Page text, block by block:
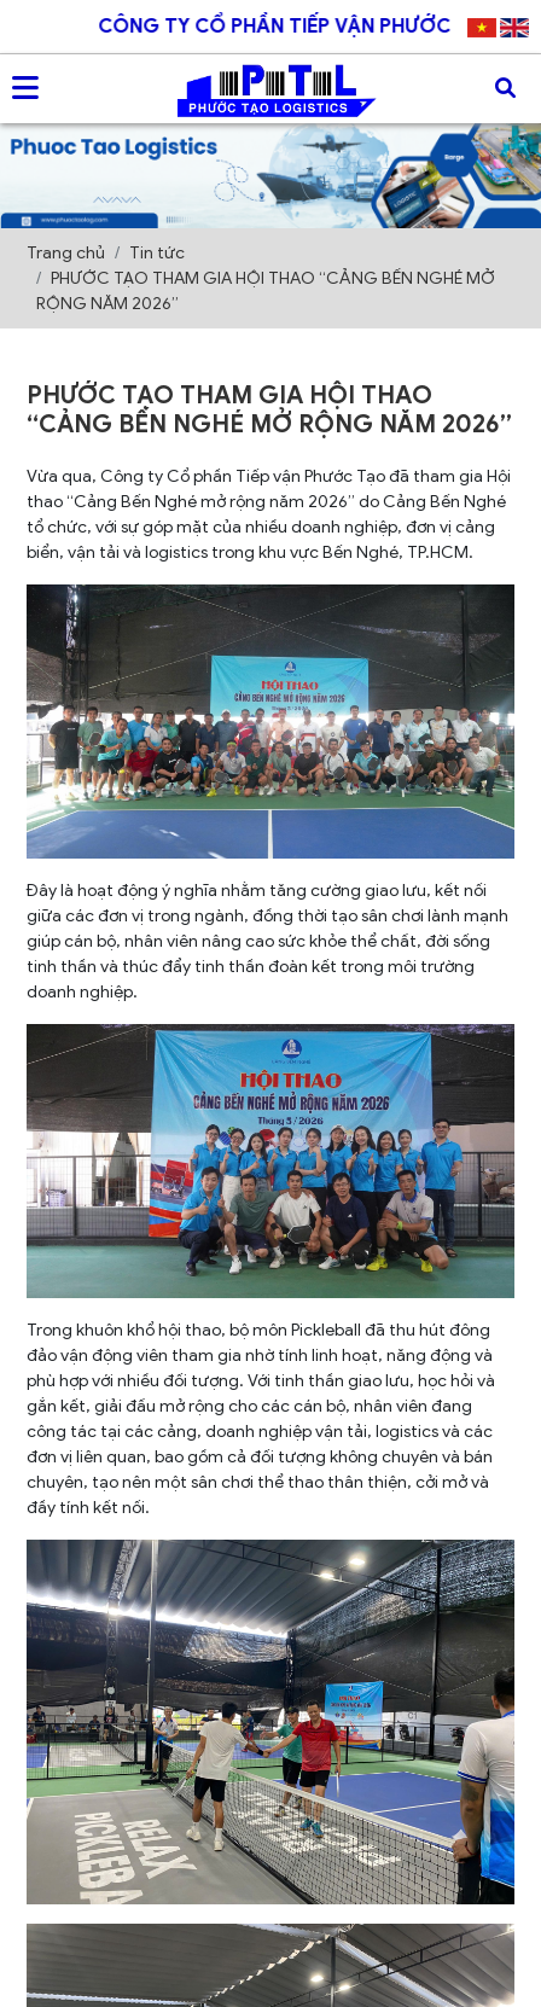
CÔNG TY CỔ PHẦN TIẾP VẬN PHƯỚC TẠO
Trang chủ
Tin tức
PHƯỚC TẠO THAM GIA HỘI THAO “CẢNG BẾN NGHÉ MỞ
RỘNG NĂM 2026”
PHƯỚC TẠO THAM GIA HỘI THAO
“CẢNG BẾN NGHÉ MỞ RỘNG NĂM 2026”
Vừa qua, Công ty Cổ phần Tiếp vận Phước Tạo đã tham gia Hội
thao “Cảng Bến Nghé mở rộng năm 2026” do Cảng Bến Nghé
tổ chức, với sự góp mặt của nhiều doanh nghiệp, đơn vị cảng
biển, vận tải và logistics trong khu vực Bến Nghé, TP.HCM.
Đây là hoạt động ý nghĩa nhằm tăng cường giao lưu, kết nối
giữa các đơn vị trong ngành, đồng thời tạo sân chơi lành mạnh
giúp cán bộ, nhân viên nâng cao sức khỏe thể chất, đời sống
tinh thần và thúc đẩy tinh thần đoàn kết trong môi trường
doanh nghiệp.
Trong khuôn khổ hội thao, bộ môn Pickleball đã thu hút đông
đảo vận động viên tham gia nhờ tính linh hoạt, năng động và
phù hợp với nhiều đối tượng. Với tinh thần giao lưu, học hỏi và
gắn kết, giải đấu mở rộng cho các cán bộ, nhân viên đang
công tác tại các cảng, doanh nghiệp vận tải, logistics và các
đơn vị liên quan, bao gồm cả đối tượng không chuyên và bán
chuyên, tạo nên một sân chơi thể thao thân thiện, cởi mở và
đầy tính kết nối.